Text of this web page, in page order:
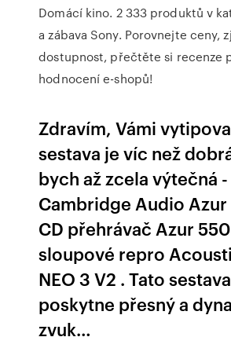
Domácí kino. 2 333 produktů v
a zábava Sony. Porovnejte ceny,
dostupnost, přečtěte si recenze
hodnocení e-shopů!
Zdravím, Vámi
sestava je víc než
bych až zcela výtečná
Cambridge Audio Azur
CD přehrávač Azur
sloupové repro
NEO 3 V2 . Tato
poskytne přesný a
zvuk…